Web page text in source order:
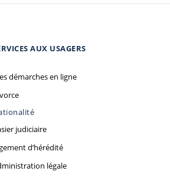
AUX USAGERS
démarches en ligne
judiciaire
d’hérédité
légale